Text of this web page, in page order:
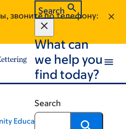
звоните по телефону:
Search
What can
we help you
find today?
Search
Education